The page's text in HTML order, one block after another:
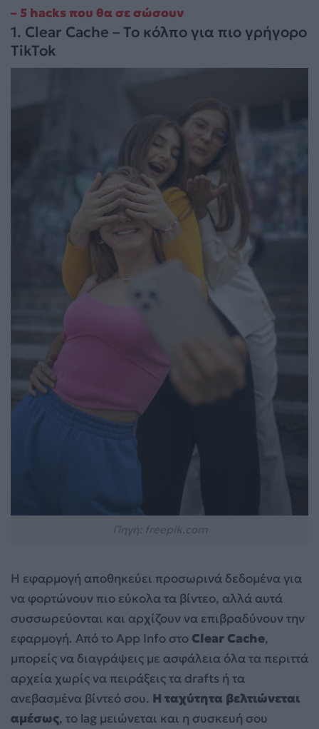
– 5 hacks που θα σε σώσουν
1. Clear Cache – Το κόλπο για πιο γρήγορο
TikTok
Η εφαρμογή αποθηκεύει προσωρινά δεδομένα για
να φορτώνουν πιο εύκολα τα βίντεο, αλλά αυτά
συσσωρεύονται και αρχίζουν να επιβραδύνουν την
εφαρμογή. Από το App Info στο Clear Cache,
μπορείς να διαγράψεις με ασφάλεια όλα τα περιττά
αρχεία χωρίς να πειράξεις τα drafts ή τα
ανεβασμένα βίντεό σου. Η ταχύτητα βελτιώνεται
αμέσως, το lag μειώνεται και η συσκευή σου